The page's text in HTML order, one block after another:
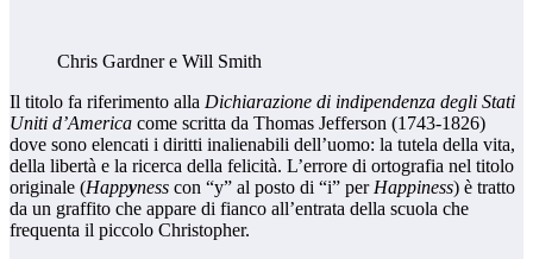
Chris Gardner e Will Smith
Il titolo fa riferimento alla Dichiarazione di indipendenza degli Stati
Uniti d’America come scritta da Thomas Jefferson (1743-1826)
dove sono elencati i diritti inalienabili dell’uomo: la tutela della vita,
della libertà e la ricerca della felicità. L’errore di ortografia nel titolo
originale (Happyness con “y” al posto di “i” perHappiness) è tratto
da un graffito che appare di fianco all’entrata della scuola che
frequenta il piccolo Christopher.